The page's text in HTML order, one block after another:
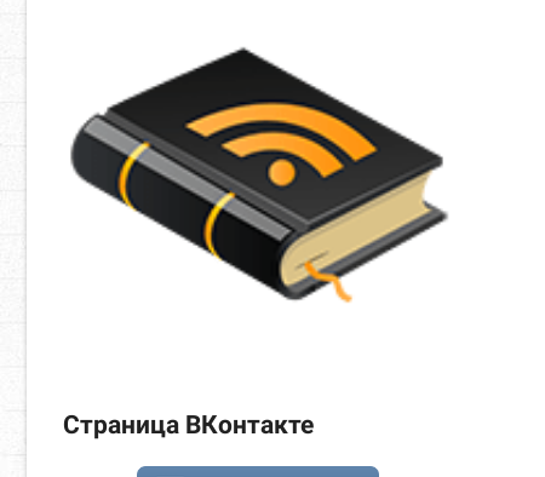
Страница ВКонтакте